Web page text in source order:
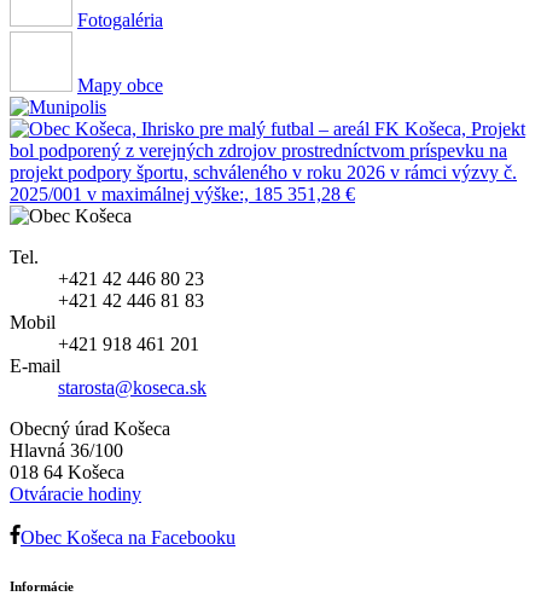
Fotogaléria
Mapy obce
Tel.
+421 42 446 80 23
+421 42 446 81 83
Mobil
+421 918 461 201
E-mail
starosta@koseca.sk
Obecný úrad Košeca
Hlavná 36/100
018 64 Košeca
Otváracie hodiny
Obec Košeca na Facebooku
Informácie